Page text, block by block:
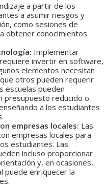
a partir de los
a asumir riesgos y
como sesiones de
obtener conocimientos
Implementar
invertir en software,
elementos necesitan
otros pueden requerir
escuelas pueden
presupuesto reducido o
a los estudiantes
empresas locales: Las
empresas locales para
estudiantes. Las
incluso proporcionar
y, en ocasiones,
puede enriquecer la